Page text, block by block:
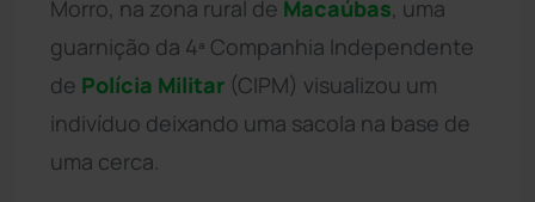
Morro, na zona rural de Macaúbas, uma
guarnição da 4ª Companhia Independente
de Polícia Militar (CIPM) visualizou um
indivíduo deixando uma sacola na base de
uma cerca.